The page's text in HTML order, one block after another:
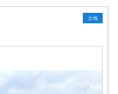
土地